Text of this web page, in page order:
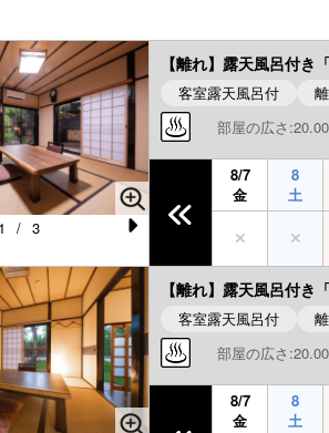
e
xt
1 / 3
【離れ】露天風呂付き
客室露天風呂付
部屋の広さ
8/7
金
8
土
【離れ】露天風呂付き
客室露天風呂付
部屋の広さ
8/7
金
8
土